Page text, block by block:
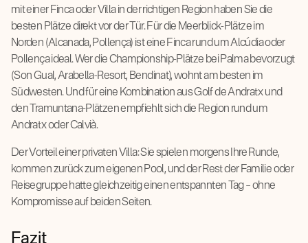
mit einer Finca oder Villa in der richtigen Region haben Sie die
besten Plätze direkt vor der Tür. Für die Meerblick-Plätze im
Norden (Alcanada, Pollença) ist eine Finca rund um Alcúdia oder
Pollença ideal. Wer die Championship-Plätze bei Palma bevorzugt
(Son Gual, Arabella-Resort, Bendinat), wohnt am besten im
Südwesten. Und für eine Kombination aus Golf de Andratx und
den Tramuntana-Plätzen empfiehlt sich die Region rund um
Andratx oder Calvià.
Der Vorteil einer privaten Villa: Sie spielen morgens Ihre Runde,
kommen zurück zum eigenen Pool, und der Rest der Familie oder
Reisegruppe hatte gleichzeitig einen entspannten Tag – ohne
Kompromisse auf beiden Seiten.
Fazit